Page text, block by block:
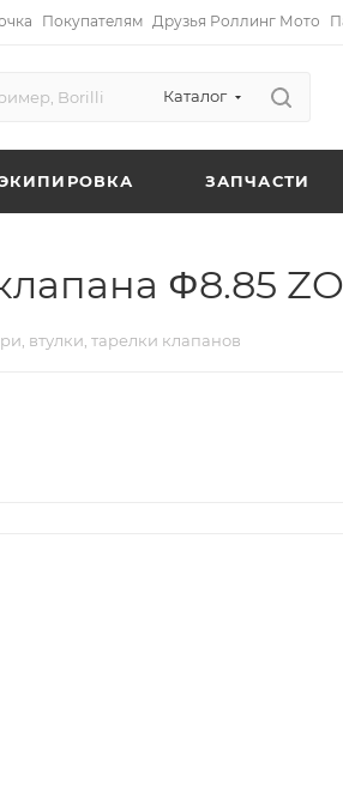
Покупателям Друзья Роллинг Мото
Каталог
ЗАПЧАСТИ
Φ8.85
втулки, тарелки клапанов